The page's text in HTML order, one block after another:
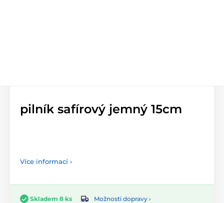
pilník safírový jemný 15cm
Více informací ›
Skladem 8 ks
Možnosti dopravy ›